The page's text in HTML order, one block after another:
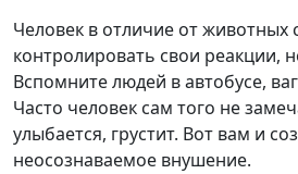
Человек в отличие от животных
контролировать свои реакции,
Вспомните людей в автобусе,
Часто человек сам того не
улыбается, грустит. Вот вам и
неосознаваемое внушение.